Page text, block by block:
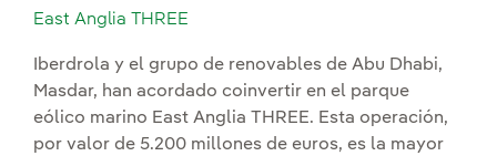
East Anglia THREE
Iberdrola y el grupo de renovables de Abu Dhabi,
Masdar, han acordado coinvertir en el parque
eólico marino East Anglia THREE. Esta operación,
por valor de 5.200 millones de euros, es la mayor